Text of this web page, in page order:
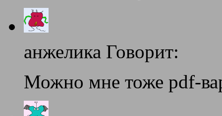
анжелика Говорит:
Можно мне тоже pdf-